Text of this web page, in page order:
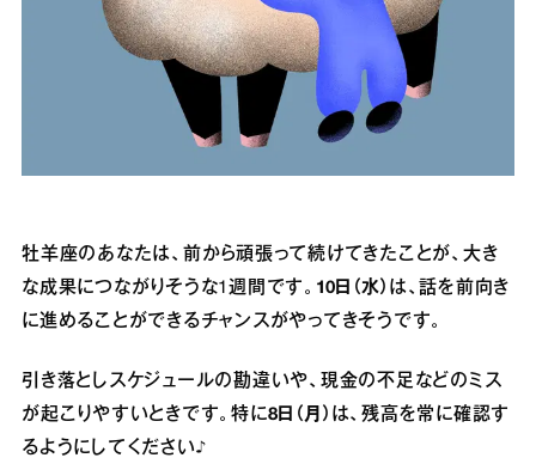
牡羊座のあなたは、前から頑張って続けてきたことが、大き
な成果につながりそうな1週間です。 10日（水） は、話を前向き
に進めることができるチャンスがやってきそうです。
引き落としスケジュールの勘違いや、現金の不足などのミス
が起こりやすいときです。特に8日（月） は、残高を常に確認す
るようにしてください♪